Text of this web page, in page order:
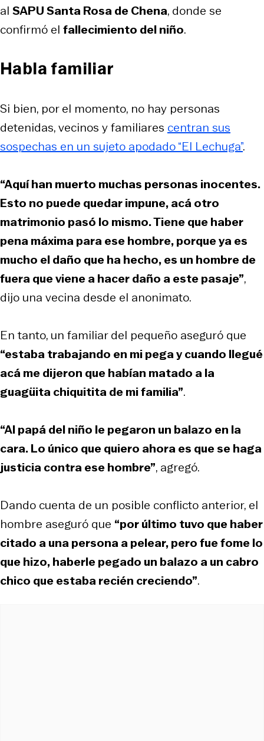
al SAPU Santa Rosa de Chena, donde se
confirmó el fallecimiento del niño.
Habla familiar
Si bien, por el momento, no hay personas
detenidas, vecinos y familiares centran sus
sospechas en un sujeto apodado “El Lechuga”.
“Aquí han muerto muchas personas inocentes.
Esto no puede quedar impune, acá otro
matrimonio pasó lo mismo. Tiene que haber
pena máxima para ese hombre, porque ya es
mucho el daño que ha hecho, es un hombre de
fuera que viene a hacer daño a este pasaje”,
dijo una vecina desde el anonimato.
En tanto, un familiar del pequeño aseguró que
“estaba trabajando en mi pega y cuando llegué
acá me dijeron que habían matado a la
guagüita chiquitita de mi familia”.
“Al papá del niño le pegaron un balazo en la
cara. Lo único que quiero ahora es que se haga
justicia contra ese hombre”, agregó.
Dando cuenta de un posible conflicto anterior, el
hombre aseguró que “por último tuvo que haber
citado a una persona a pelear, pero fue fome lo
que hizo, haberle pegado un balazo a un cabro
chico que estaba recién creciendo”.